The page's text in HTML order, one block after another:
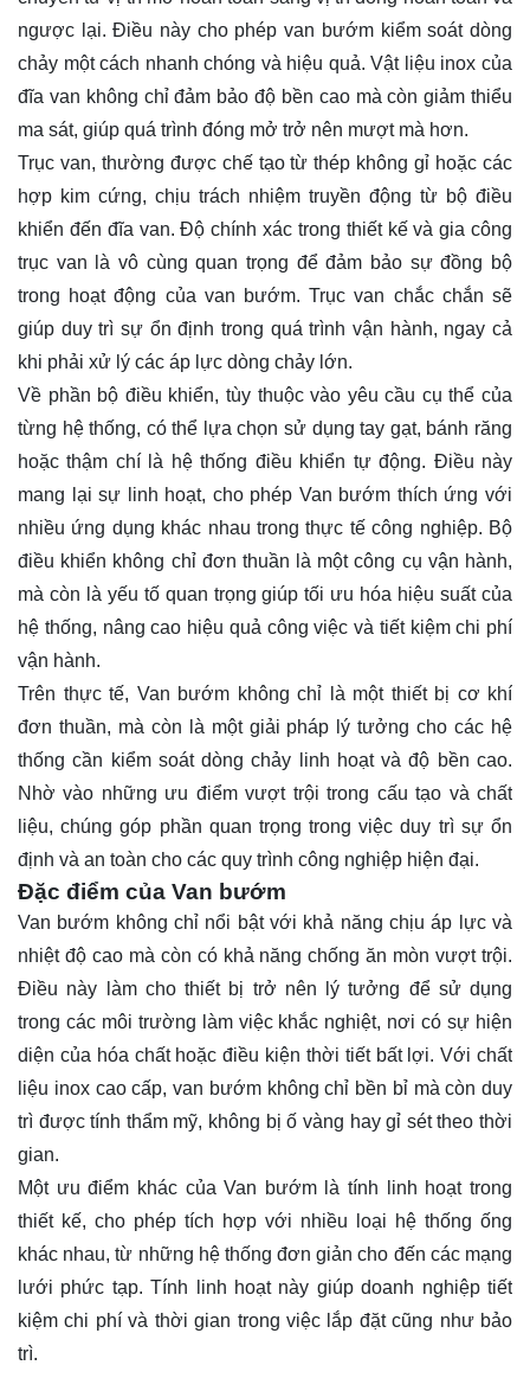
ngược lại. Điều này cho phép van bướm kiểm soát dòng
chảy một cách nhanh chóng và hiệu quả. Vật liệu inox của
đĩa van không chỉ đảm bảo độ bền cao mà còn giảm thiểu
ma sát, giúp quá trình đóng mở trở nên mượt mà hơn.
Trục van, thường được chế tạo từ thép không gỉ hoặc các
hợp kim cứng, chịu trách nhiệm truyền động từ bộ điều
khiển đến đĩa van. Độ chính xác trong thiết kế và gia công
trục van là vô cùng quan trọng để đảm bảo sự đồng bộ
trong hoạt động của van bướm. Trục van chắc chắn sẽ
giúp duy trì sự ổn định trong quá trình vận hành, ngay cả
khi phải xử lý các áp lực dòng chảy lớn.
Về phần bộ điều khiển, tùy thuộc vào yêu cầu cụ thể của
từng hệ thống, có thể lựa chọn sử dụng tay gạt, bánh răng
hoặc thậm chí là hệ thống điều khiển tự động. Điều này
mang lại sự linh hoạt, cho phép Van bướm thích ứng với
nhiều ứng dụng khác nhau trong thực tế công nghiệp. Bộ
điều khiển không chỉ đơn thuần là một công cụ vận hành,
mà còn là yếu tố quan trọng giúp tối ưu hóa hiệu suất của
hệ thống, nâng cao hiệu quả công việc và tiết kiệm chi phí
vận hành.
Trên thực tế, Van bướm không chỉ là một thiết bị cơ khí
đơn thuần, mà còn là một giải pháp lý tưởng cho các hệ
thống cần kiểm soát dòng chảy linh hoạt và độ bền cao.
Nhờ vào những ưu điểm vượt trội trong cấu tạo và chất
liệu, chúng góp phần quan trọng trong việc duy trì sự ổn
định và an toàn cho các quy trình công nghiệp hiện đại.
Đặc điểm của Van bướm
Van bướm không chỉ nổi bật với khả năng chịu áp lực và
nhiệt độ cao mà còn có khả năng chống ăn mòn vượt trội.
Điều này làm cho thiết bị trở nên lý tưởng để sử dụng
trong các môi trường làm việc khắc nghiệt, nơi có sự hiện
diện của hóa chất hoặc điều kiện thời tiết bất lợi. Với chất
liệu inox cao cấp, van bướm không chỉ bền bỉ mà còn duy
trì được tính thẩm mỹ, không bị ố vàng hay gỉ sét theo thời
gian.
Một ưu điểm khác của Van bướm là tính linh hoạt trong
thiết kế, cho phép tích hợp với nhiều loại hệ thống ống
khác nhau, từ những hệ thống đơn giản cho đến các mạng
lưới phức tạp. Tính linh hoạt này giúp doanh nghiệp tiết
kiệm chi phí và thời gian trong việc lắp đặt cũng như bảo
trì.